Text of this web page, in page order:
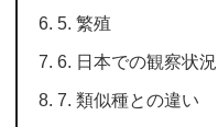
5. 繁殖
6. 日本での観察状況
7. 類似種との違い